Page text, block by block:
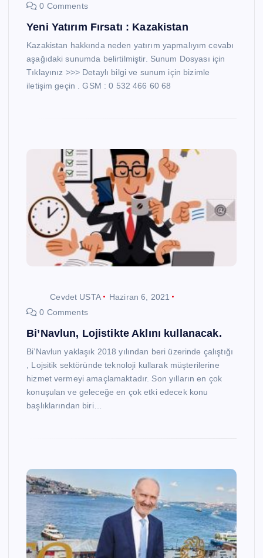
0 Comments
Yeni Yatırım Fırsatı : Kazakistan
Kazakistan hakkında neden yatırım yapmalıyım cevabı
aşağıdaki sunumda belirtilmiştir. Sunum Dosyası için
Tıklayınız >>> Detaylı bilgi ve sunum için bizimle
iletişim geçin . GSM : 0 532 466 60 68
Cevdet USTA
Haziran 6, 2021
0 Comments
Bi’Navlun, Lojistikte Aklını kullanacak.
Bi’Navlun yaklaşık 2018 yılından beri üzerinde çalıştığı
, Lojsitik sektöründe teknoloji kullarak müşterilerine
hizmet vermeyi amaçlamaktadır. Son yılların en çok
konuşulan ve geleceğe en çok etki edecek konu
başlıklarından biri…